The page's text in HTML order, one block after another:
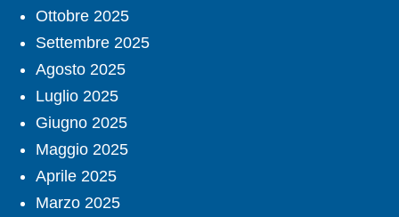
Ottobre 2025
Settembre 2025
Agosto 2025
Luglio 2025
Giugno 2025
Maggio 2025
Aprile 2025
Marzo 2025